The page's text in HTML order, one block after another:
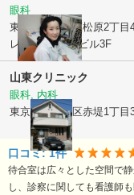
眼科
東京都世田谷区松原2丁目
レインボー591ビル3F
山東クリニック
眼科, 内科
東京都世田谷区赤堤1丁目
口コミ:1件
待合室は広々とした空間で
し、診察に関しても看護師